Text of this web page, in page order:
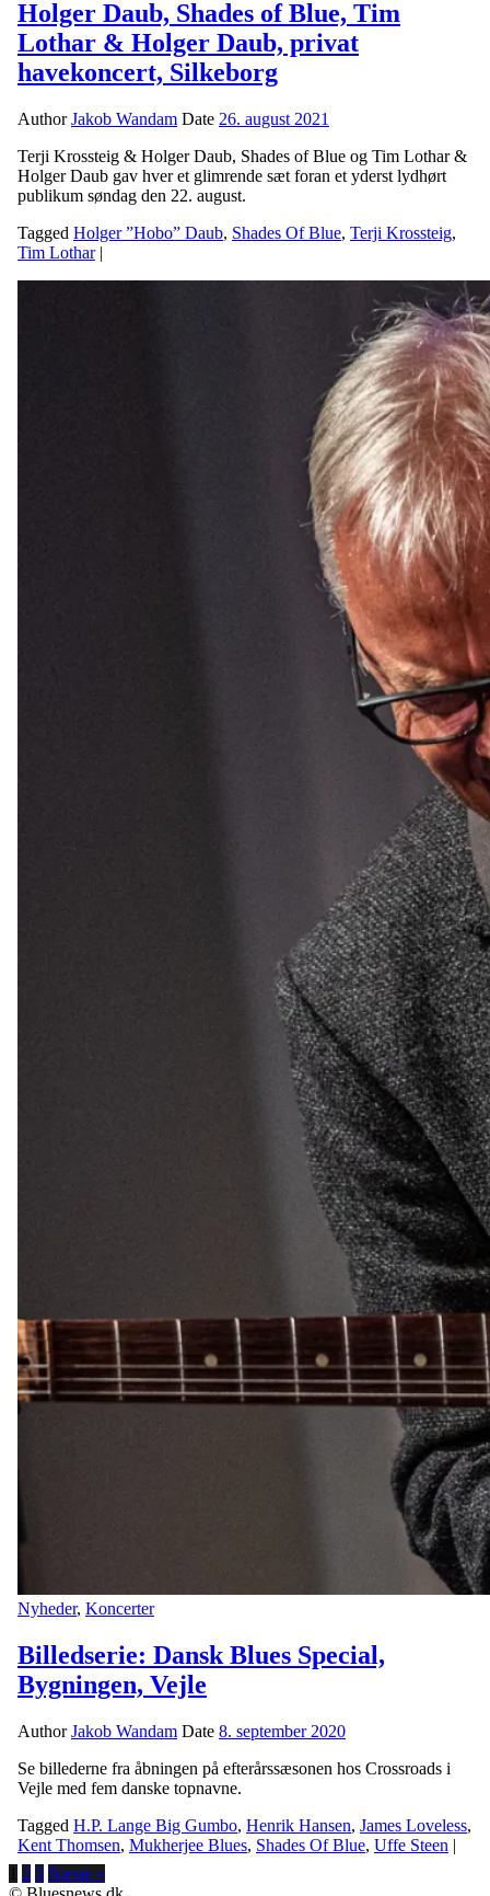
Holger Daub, Shades of Blue, Tim
Lothar & Holger Daub, privat
havekoncert, Silkeborg
AuthorJakob Wandam Date 26. august 2021
Terji Krossteig & Holger Daub, Shades of Blue og Tim Lothar &
Holger Daub gav hver et glimrende sæt foran et yderst lydhørt
publikum søndag den 22. august.
Tagged Holger ”Hobo” Daub, Shades Of Blue, Terji Krossteig,
Tim Lothar |
Nyheder, Koncerter
Billedserie: Dansk Blues Special,
Bygningen, Vejle
AuthorJakob Wandam Date 8. september 2020
Se billederne fra åbningen på efterårssæsonen hos Crossroads i
Vejle med fem danske topnavne.
Tagged H.P. Lange Big Gumbo, Henrik Hansen, James Loveless,
Kent Thomsen, Mukherjee Blues, Shades Of Blue, Uffe Steen |
2 3 Næste »